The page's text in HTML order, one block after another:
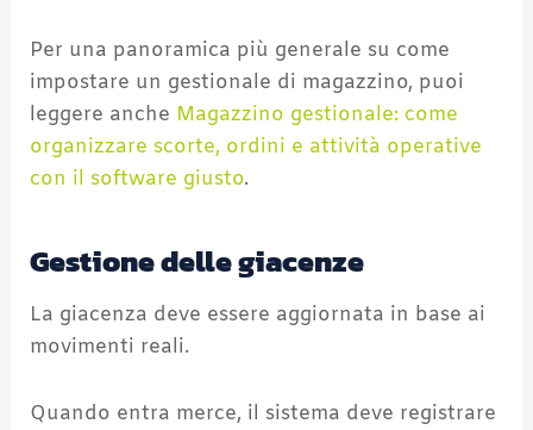
Per una panoramica più generale su come
impostare un gestionale di magazzino, puoi
leggere anche Magazzino gestionale: come
organizzare scorte, ordini e attività operative
con il software giusto.
Gestione delle giacenze
La giacenza deve essere aggiornata in base ai
movimenti reali.
Quando entra merce, il sistema deve registrare